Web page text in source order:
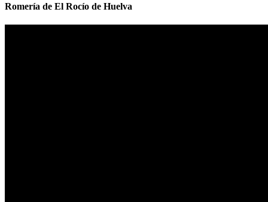
Romería de El Rocío de Huelva